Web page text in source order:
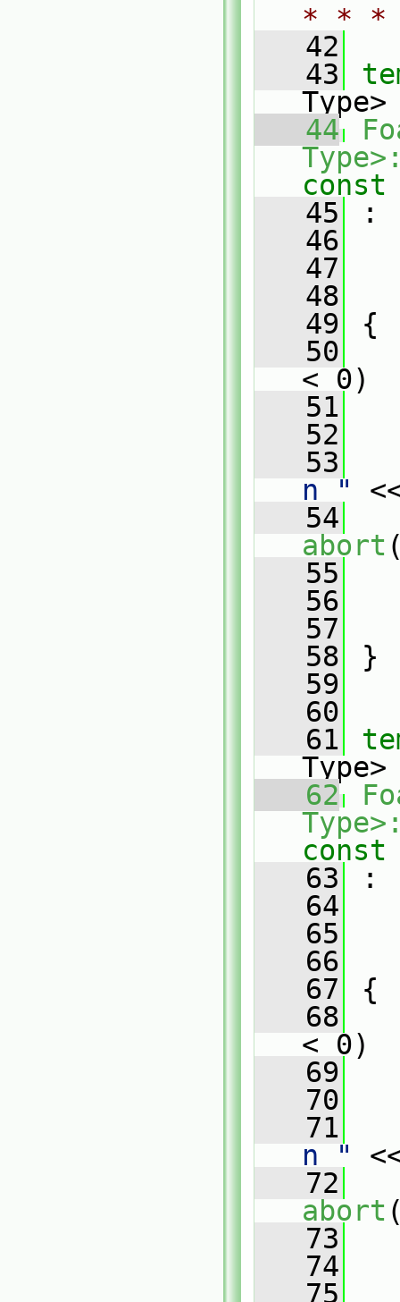
* *
   42
   43
Type>
   44
const
   45
:
   46
   47
   48
   49
{
   50
< 0)
   51
   52
   53
n "
   54
abort
   55
   56
   57
   58
}
   59
   60
   61
Type>
   62
const
   63
:
   64
   65
   66
   67
{
   68
< 0)
   69
   70
   71
n "
   72
abort
   73
   74
   75